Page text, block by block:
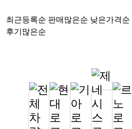
최근등록순 판매많은순 낮은가격순
후기많은순